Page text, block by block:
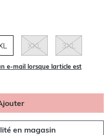
XXL 3XL
e-mail lorsque larticle est
en magasin